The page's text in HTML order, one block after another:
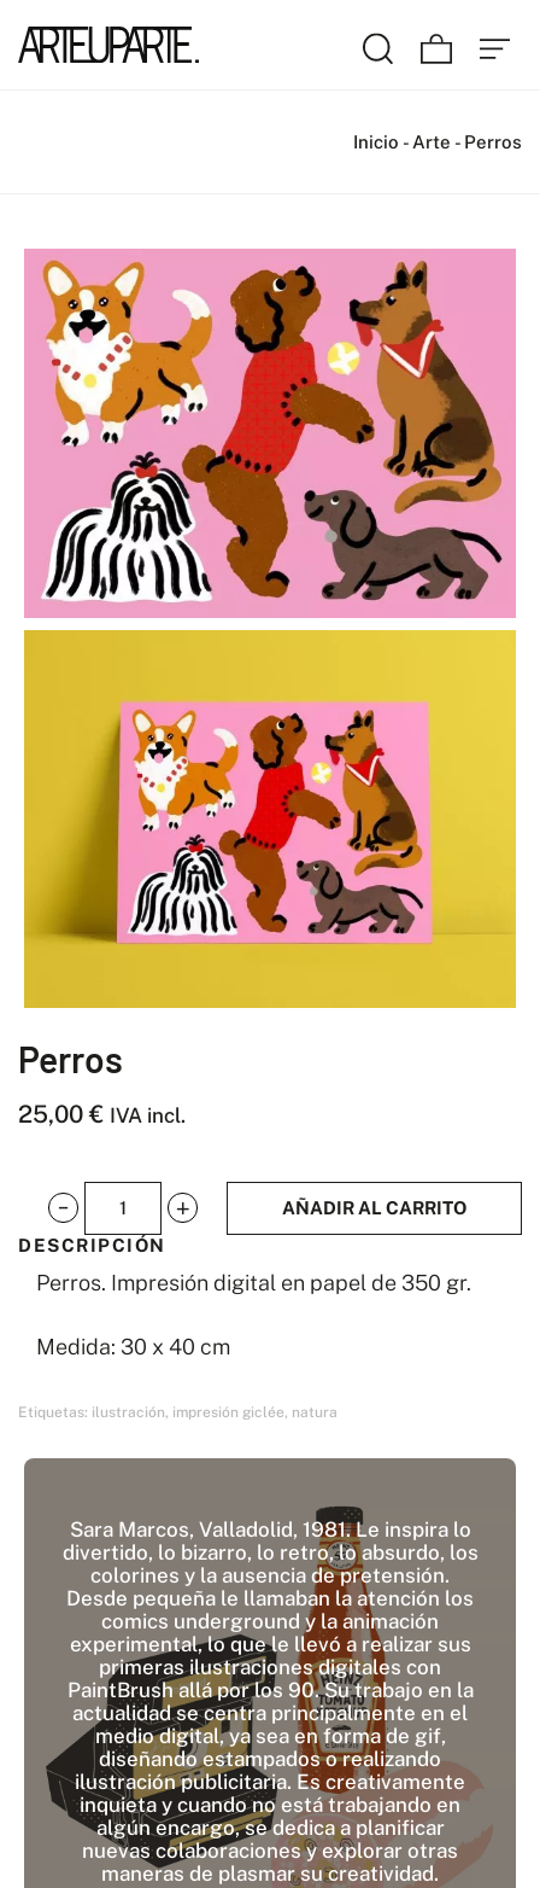
Inicio - Arte - Perros
Perros
25,00€ IVA incl.
Perros
cantidad
AÑADIR AL CARRITO
DESCRIPCIÓN
Perros. Impresión digital en papel de 350 gr.
Medida: 30 x 40 cm
Etiquetas: ilustración, impresión giclée, natura
Sara Marcos, Valladolid, 1981. Le inspira lo
divertido, lo bizarro, lo retro, lo absurdo, los
colorines y la ausencia de pretensión.
Desde pequeña le llamaban la atención los
comics underground y la animación
experimental, lo que le llevó a realizar sus
primeras ilustraciones digitales con
PaintBrush allá por los 90. Su trabajo en la
actualidad se centra principalmente en el
medio digital, ya sea en forma de gif,
diseñando estampados o realizando
ilustración publicitaria. Es creativamente
inquieta y cuando no está trabajando en
algún encargo, se dedica a planificar
nuevas colaboraciones y explorar otras
maneras de plasmar su creatividad.